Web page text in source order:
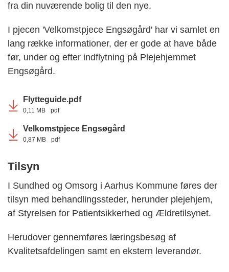
fra din nuværende bolig til den nye.
I pjecen 'Velkomstpjece Engsøgård' har vi samlet en
lang række informationer, der er gode at have både
før, under og efter indflytning på Plejehjemmet
Engsøgård.
Flytteguide.pdf
0,11 MB pdf
Velkomstpjece Engsøgård
0,87 MB pdf
Tilsyn
I Sundhed og Omsorg i Aarhus Kommune føres der
tilsyn med behandlingssteder, herunder plejehjem,
af Styrelsen for Patientsikkerhed og Ældretilsynet.
Herudover gennemføres læringsbesøg af
Kvalitetsafdelingen samt en ekstern leverandør.